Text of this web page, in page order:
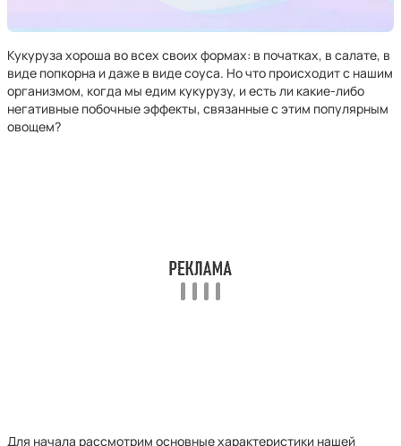
Кукуруза хороша во всех своих формах: в початках, в салате, в
виде попкорна и даже в виде соуса. Но что происходит с нашим
организмом, когда мы едим кукурузу, и есть ли какие-либо
негативные побочные эффекты, связанные с этим популярным
овощем?
Для начала рассмотрим основные характеристики нашей